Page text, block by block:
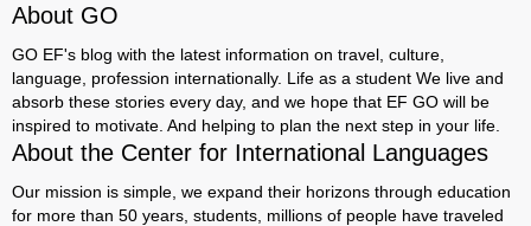
About GO
GO EF's blog with the latest information on travel, culture,
language, profession internationally. Life as a student We live and
absorb these stories every day, and we hope that EF GO will be
inspired to motivate. And helping to plan the next step in your life.
About the Center for International Languages
Our mission is simple, we expand their horizons through education
for more than 50 years, students, millions of people have traveled